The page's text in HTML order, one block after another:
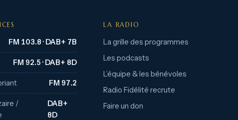
FM 103.8 · DAB+ 7B
FM 92.5 · DAB+ 8D
FM 97.2
/
DAB+
8D
LA RADIO
La grille des programmes
Les podcasts
L’équipe & les bénévoles
Radio Fidélité recrute
Faire un don